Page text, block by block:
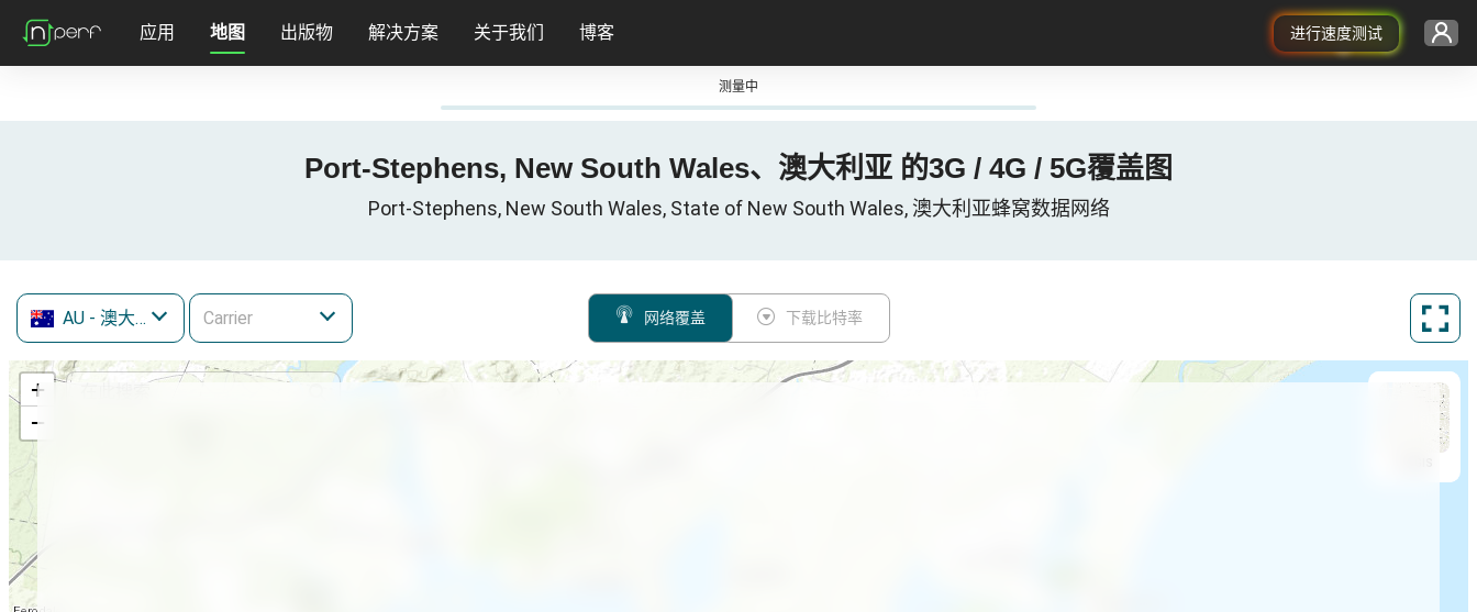
进行速度测试
应用 地图 出版物 解决方案 关于我们 博客
测量中
Port-Stephens, New South Wales、澳大利亚 的3G / 4G / 5G覆盖图
Port-Stephens, New South Wales, State of New South Wales, 澳大利亚蜂窝数据网络
AU - 澳大利亚 网络覆盖 下载比特率
+
−